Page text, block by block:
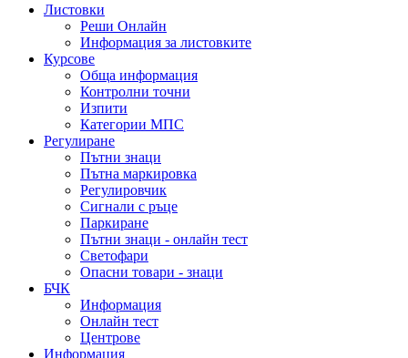
Листовки
Реши Онлайн
Информация за листовките
Курсове
Обща информация
Контролни точни
Изпити
Категории МПС
Регулиране
Пътни знаци
Пътна маркировка
Регулировчик
Сигнали с ръце
Паркиране
Пътни знаци - онлайн тест
Светофари
Опасни товари - знаци
БЧК
Информация
Онлайн тест
Центрове
Информация